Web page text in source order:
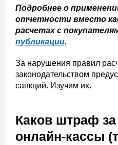
Подробнее о
отчетности вместо
расчетах с
публикации.
За нарушения правил
законодательством
санкций. Изучим их.
Каков штраф за
онлайн-кассы